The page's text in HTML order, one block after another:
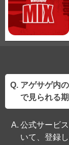
アゲサゲ内
で見られる
公式サービ
いて、登録